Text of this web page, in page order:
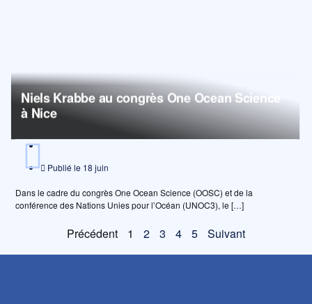
Niels Krabbe au congrès One Ocean Science
à Nice
Publié le 18 juin
Dans le cadre du congrès One Ocean Science (OOSC) et de la
conférence des Nations Unies pour l’Océan (UNOC3), le […]
Précédent 1 2 3 4 5 Suivant